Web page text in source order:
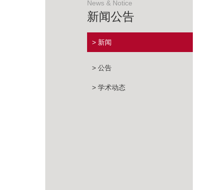
News & Notice
新闻公告
> 新闻
> 公告
> 学术动态